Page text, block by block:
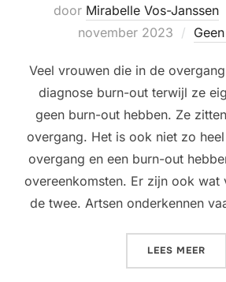
door Mirabelle Vos-Janssen
november 2023
Veel vrouwen die in de
diagnose burn-out terwijl ze
geen burn-out hebben. Ze
overgang. Het is ook niet zo
overgang en een burn-out
overeenkomsten. Er zijn ook wat
de twee. Artsen onderkennen
LEES MEER